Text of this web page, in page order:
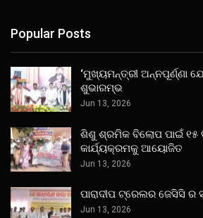
Popular Posts
‘ମୁଖ୍ୟମନ୍ତ୍ରୀ ଅନ୍ନପୂର୍ଣ୍ଣା
ଶୁଭାରମ୍ଭ
Jun 13, 2026
ଶିଶୁ ଶ୍ରମିକ ବିଲୋପ ପାଇଁ ୧୫
କାର୍ଯ୍ୟକ୍ରମକୁ ଆୟୋଜିତ
Jun 13, 2026
ପାରାଦୀପ ଟ୍ରେଲର ଜେସିସି ର
Jun 13, 2026